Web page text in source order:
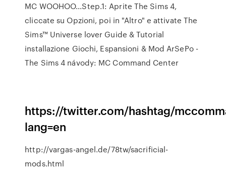
MC WOOHOO...Step.1: Aprite The Sims 4,
cliccate su Opzioni, poi in "Altro" e attivate The
Sims™ Universe lover Guide & Tutorial
installazione Giochi, Espansioni & Mod ArSePo -
The Sims 4 návody: MC Command Center
https://twitter.com/hashtag/
lang=en
http://vargas-angel.de/78tw/sacrificial-
mods.html